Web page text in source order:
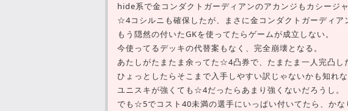
hide系で金コンダクトガーディアンのアカンジもカシージ
☆4コシルニも確保したが、まさに金コンダクトガーディア
もう隠然の付いたGKを使ってたらゲームが成立しない。
今使ってるデッキの代替案もなく、完全崩壊となる。
あたしがたまたま余ってた☆4凸券で、たまたま一人完凸し
ひょっとしたらそこまで入手しやすい訳じゃないかも知れな
ユニスキが強くても☆4だったらあまり強くないだろうし。
でも☆5でコスト40未満の選手にいっぱい付いてたら、かな